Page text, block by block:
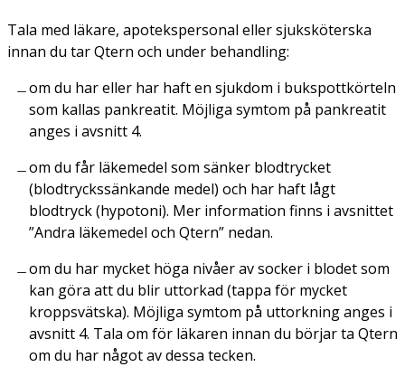
Tala med läkare, apotekspersonal eller sjuksköterska
innan du tar Qtern och under behandling:
om du har eller har haft en sjukdom i bukspottkörteln
som kallas pankreatit. Möjliga symtom på pankreatit
anges i avsnitt 4.
om du får läkemedel som sänker blodtrycket
(blodtryckssänkande medel) och har haft lågt
blodtryck (hypotoni). Mer information finns i avsnittet
”Andra läkemedel och Qtern” nedan.
om du har mycket höga nivåer av socker i blodet som
kan göra att du blir uttorkad (tappa för mycket
kroppsvätska). Möjliga symtom på uttorkning anges i
avsnitt 4. Tala om för läkaren innan du börjar ta Qtern
om du har något av dessa tecken.